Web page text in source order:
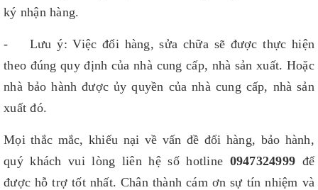
ký nhận hàng.
- Lưu ý: Việc đổi hàng, sửa chữa sẽ được thực hiện
theo đúng quy định của nhà cung cấp, nhà sản xuất. Hoặc
nhà bảo hành được ủy quyền của nhà cung cấp, nhà sản
xuất đó.
Mọi thắc mắc, khiếu nại về vấn đề đổi hàng, bảo hành,
quý khách vui lòng liên hệ số hotline 0947324999 để
được hỗ trợ tốt nhất. Chân thành cám ơn sự tín nhiệm và